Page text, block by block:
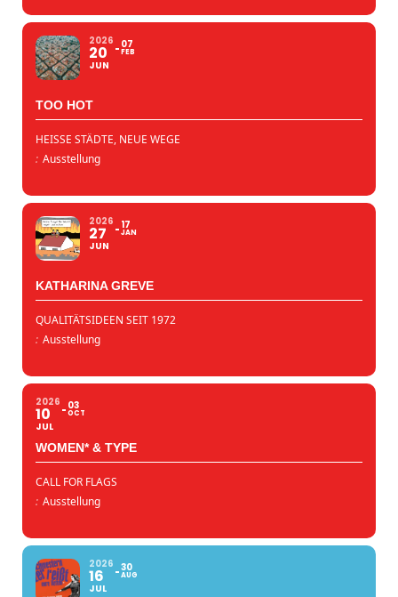
2026
20
JUN
07
FEB
TOO HOT
HEISSE STÄDTE, NEUE WEGE
: Ausstellung
2026
27
JUN
17
JAN
KATHARINA GREVE
QUALITÄTSIDEEN SEIT 1972
: Ausstellung
2026
10
JUL
03
OCT
WOMEN* & TYPE
CALL FOR FLAGS
: Ausstellung
2026
16
JUL
30
AUG